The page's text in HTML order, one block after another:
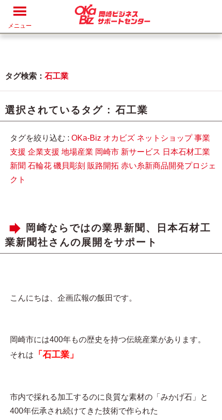
メニュー
タグ検索： 石工業
選択されているタグ : 石工業
タグを絞り込む : OKa-Biz オカビズ ネットショップ 事業
支援 企業支援 地場産業 岡崎市 新サービス 日本石材工業
新聞 石輪花 磯貝彫刻 販路開拓 赤い糸新商品開発プロジェ
クト
岡崎ならではの業界新聞、日本石材工
業新聞社さんの展開をサポート
こんにちは、企画広報の飯田です。
岡崎市には400年もの歴史を持つ伝統産業があります。
それは
「石工業」
市内で採れる加工するのに良質な素材の「みかげ石」と
400年伝承され続けてきた技術で作られた